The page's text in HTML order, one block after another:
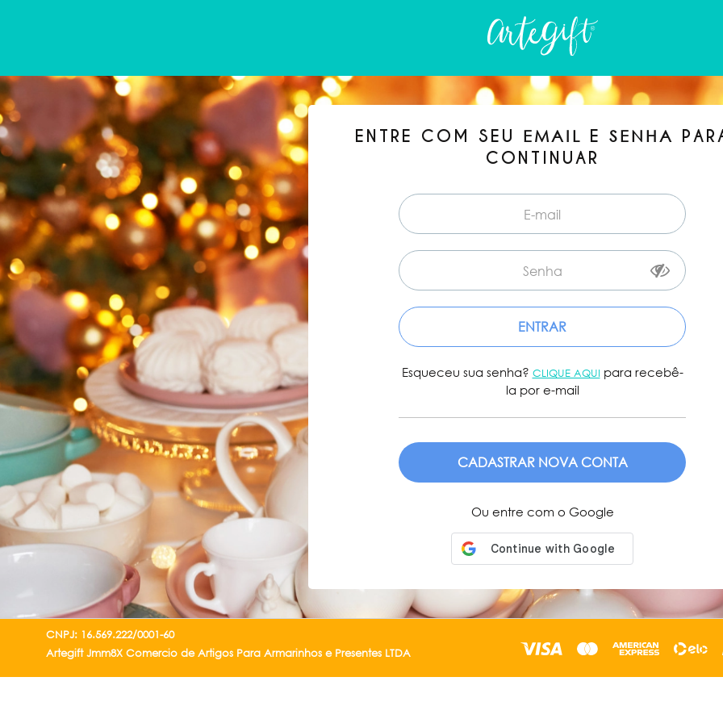
ENTRE COM SEU EMAIL E SENHA
CONTINUAR
ENTRAR
Esqueceu sua senha? CLIQUE AQUI para recebê-
la por e-mail
ENVIAR
Ou entre com o Google
CNPJ: 16.569.222/0001-60
Artegift Jmm8X Comercio de Artigos Para Armarinhos e Presentes LTDA